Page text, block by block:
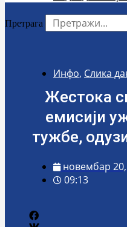
Претрага
Инфо, Слика
Жестока
емисији
тужбе,
новембар 20,
09:13